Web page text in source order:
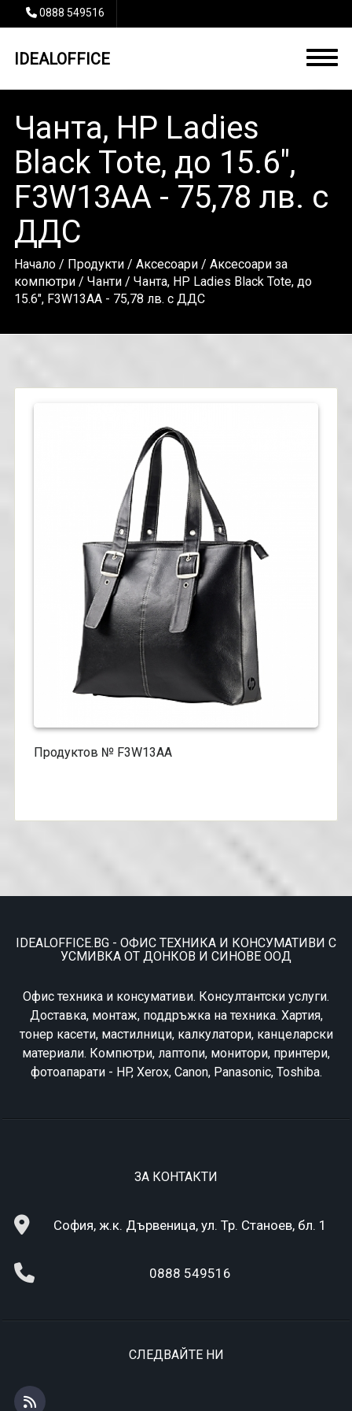
0888 549516
IDEALOFFICE
Чанта, HP Ladies
Black Tote, до 15.6",
F3W13AA - 75,78 лв. с
ДДС
Начало/ Продукти/ Аксесоари/ Аксесоари за
компютри/ Чанти/ Чанта, HP Ladies Black Tote, до
15.6", F3W13AA - 75,78 лв. с ДДС
Продуктов № F3W13AA
IDEALOFFICE.BG - ОФИС ТЕХНИКА И КОНСУМАТИВИ С
УСМИВКА ОТ ДОНКОВ И СИНОВЕ ООД
Офис техника и консумативи. Консултантски услуги.
Доставка, монтаж, поддръжка на техника. Хартия,
тонер касети, мастилници, калкулатори, канцеларски
материали. Компютри, лаптопи, монитори, принтери,
фотоапарати - HP, Xerox, Canon, Panasonic, Toshiba.
ЗА КОНТАКТИ
София, ж.к. Дървеница, ул. Тр. Станоев, бл. 1
0888 549516
СЛЕДВАЙТЕ НИ